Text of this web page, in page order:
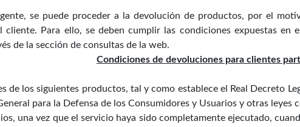
se puede proceder a la devolución de productos, por el
cliente. Para ello, se deben cumplir las condiciones expuestas en
de la sección de consultas de la web.
Condiciones de devoluciones para clientes
de los siguientes productos, tal y como establece el Real Decreto
para la Defensa de los Consumidores y Usuarios y otras leyes
una vez que el servicio haya sido completamente ejecutado,